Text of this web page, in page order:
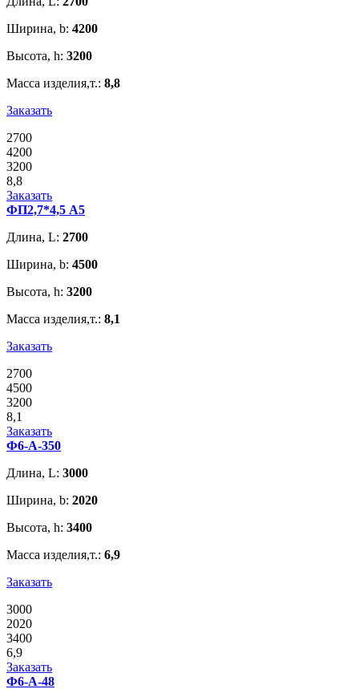
Ширина, b: 4200
Высота, h: 3200
Масса изделия,т.: 8,8
Заказать
2700
4200
3200
8,8
Заказать
ФП2,7*4,5 А5
Длина, L: 2700
Ширина, b: 4500
Высота, h: 3200
Масса изделия,т.: 8,1
Заказать
2700
4500
3200
8,1
Заказать
Ф6-А-350
Длина, L: 3000
Ширина, b: 2020
Высота, h: 3400
Масса изделия,т.: 6,9
Заказать
3000
2020
3400
6,9
Заказать
Ф6-А-48